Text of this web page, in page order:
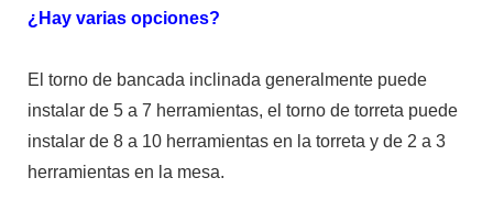
¿Hay varias opciones?
El torno de bancada inclinada generalmente puede
instalar de 5 a 7 herramientas, el torno de torreta puede
instalar de 8 a 10 herramientas en la torreta y de 2 a 3
herramientas en la mesa.